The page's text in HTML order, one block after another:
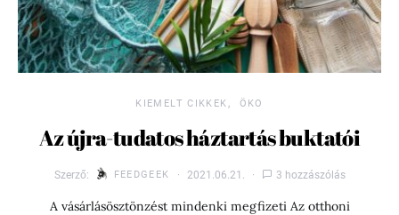
KIEMELT CIKKEK ÖKO
Az újra-tudatos háztartás buktatói
Szerző: FEEDGEEK 2021.06.21. 3 hozzászólás
A vásárlásösztönzést mindenki megfizeti Az otthoni